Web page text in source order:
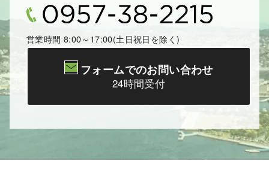
営業時間 8:00～17:00(土日祝日を除く)
フォームでのお問い合わせ
24時間受付